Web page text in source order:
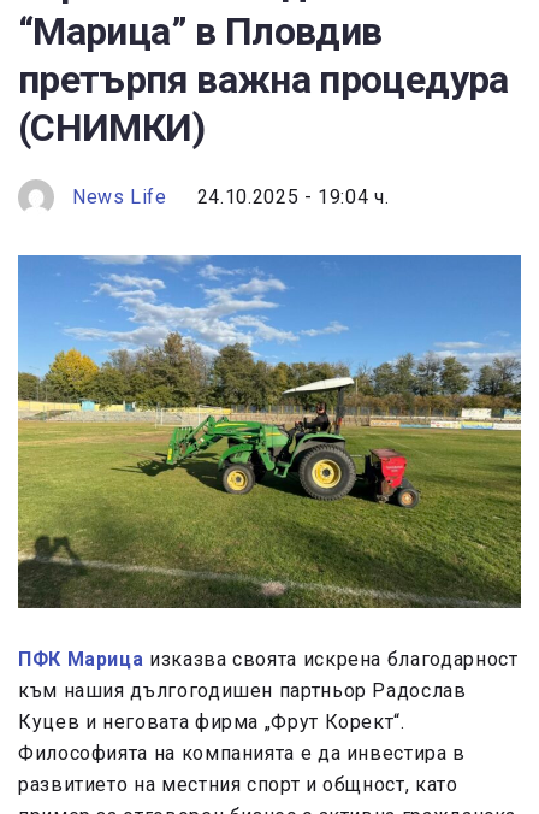
“Марица” в Пловдив
претърпя важна процедура
(СНИМКИ)
News Life 24.10.2025 - 19:04 ч.
ПФК Марица изказва своята искрена благодарност
към нашия дългогодишен партньор Радослав
Куцев и неговата фирма „Фрут Корект“.
Философията на компанията е да инвестира в
развитието на местния спорт и общност, като